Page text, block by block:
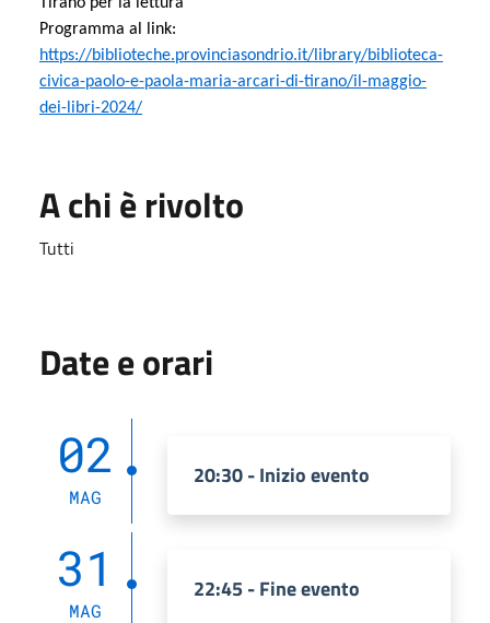
Programma al link:
https://biblioteche.provinciasondrio.it/library/biblioteca-
civica-paolo-e-paola-maria-arcari-di-tirano/il-maggio-
dei-libri-2024/
A chi è rivolto
Tutti
Date e orari
02
MAG
20:30 - Inizio evento
31
MAG
22:45 - Fine evento